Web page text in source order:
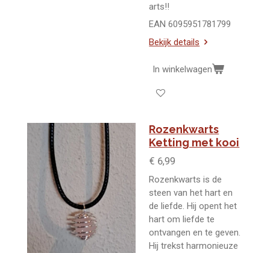
arts!!
EAN 6095951781799
Bekijk details
In winkelwagen
Rozenkwarts
Ketting met kooi
€ 6,99
Rozenkwarts is de
steen van het hart en
de liefde. Hij opent het
hart om liefde te
ontvangen en te geven.
Hij trekst harmonieuze